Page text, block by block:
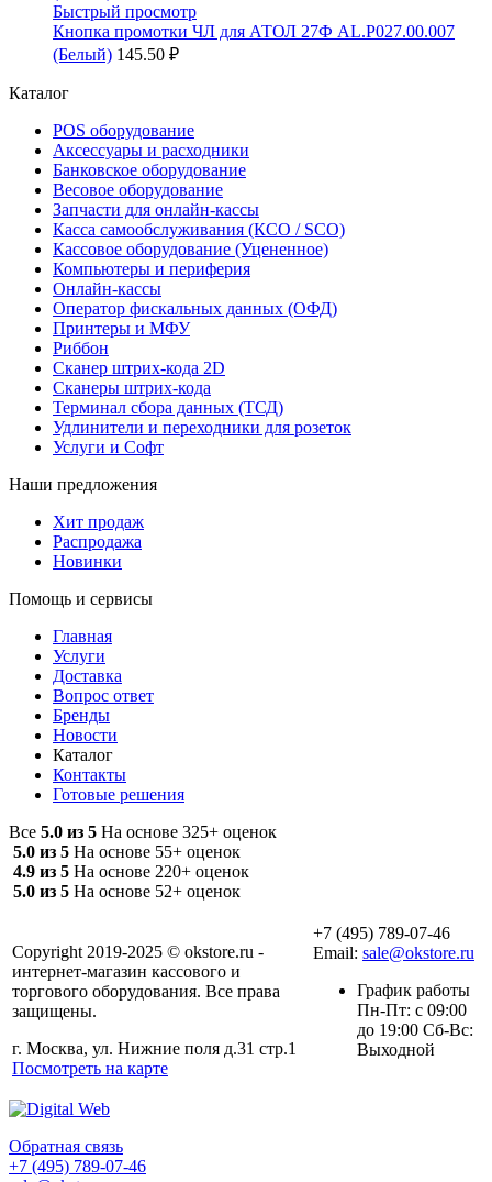
Быстрый просмотр
Кнопка промотки ЧЛ для АТОЛ 27Ф AL.P027.00.007
(Белый) 145.50 ₽
Каталог
POS оборудование
Аксессуары и расходники
Банковское оборудование
Весовое оборудование
Запчасти для онлайн-кассы
Касса самообслуживания (КСО / SCO)
Кассовое оборудование (Уцененное)
Компьютеры и периферия
Онлайн-кассы
Оператор фискальных данных (ОФД)
Принтеры и МФУ
Риббон
Сканер штрих-кода 2D
Сканеры штрих-кода
Терминал сбора данных (ТСД)
Удлинители и переходники для розеток
Услуги и Софт
Наши предложения
Хит продаж
Распродажа
Новинки
Помощь и сервисы
Главная
Услуги
Доставка
Вопрос ответ
Бренды
Новости
Каталог
Контакты
Готовые решения
Все 5.0 из 5 На основе 325+ оценок
5.0 из 5 На основе 55+ оценок
4.9 из 5 На основе 220+ оценок
5.0 из 5 На основе 52+ оценок
Copyright 2019-2025 © okstore.ru -
интернет-магазин кассового и
торгового оборудования. Все права
защищены.
г. Москва, ул. Нижние поля д.31 стр.1
Посмотреть на карте
+7 (495) 789-07-46
Email: sale@okstore.ru
График работы
Пн-Пт: с 09:00
до 19:00 Сб-Вс:
Выходной
Обратная связь
+7 (495) 789-07-46